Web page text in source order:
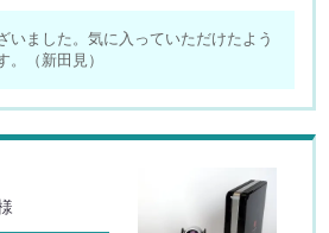
いました。気に入っていただけたよう
。（新田見）